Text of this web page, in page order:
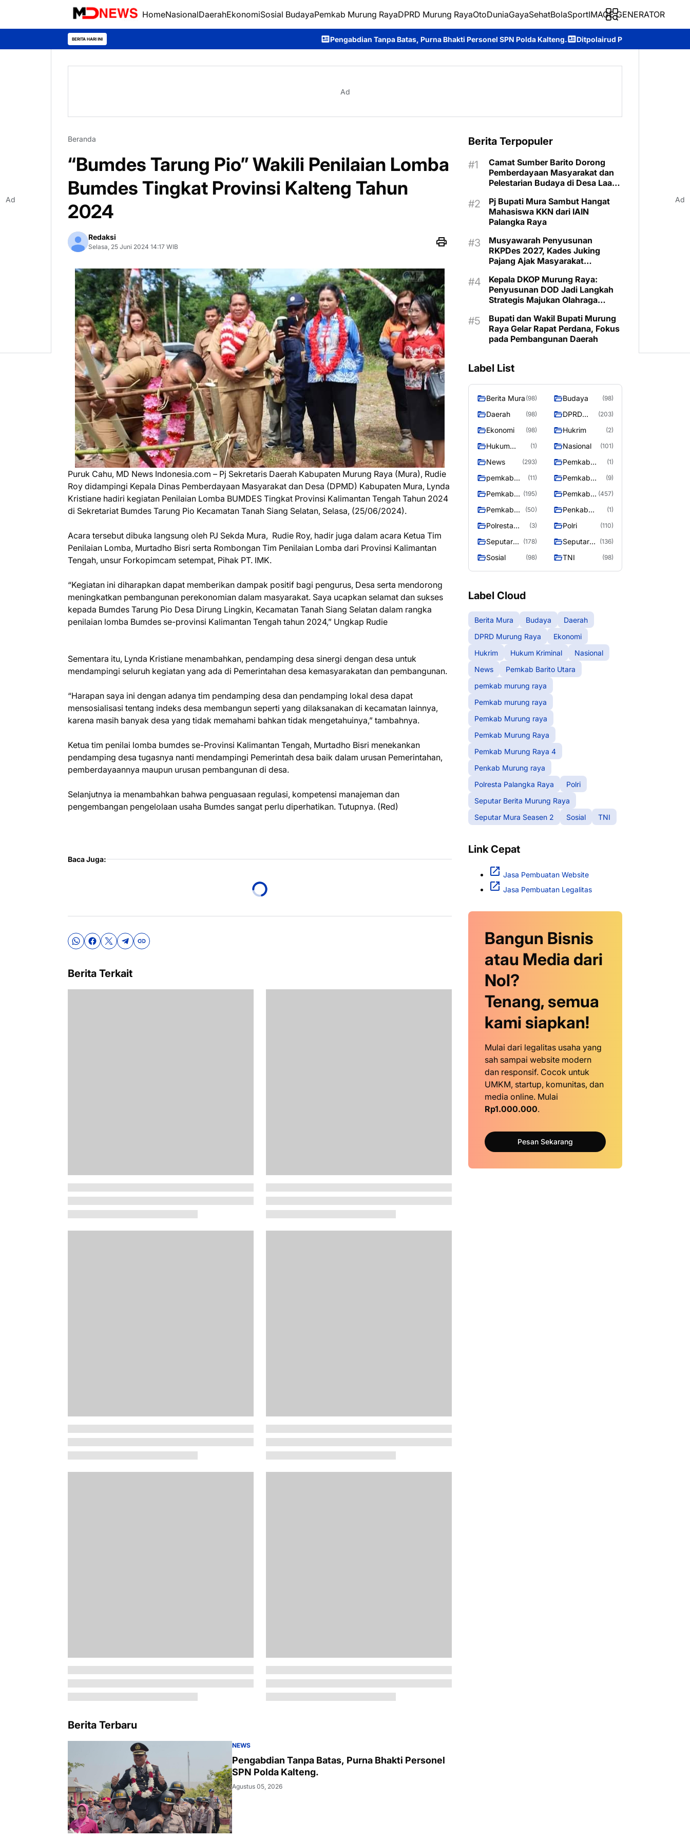
HomeNasionalDaerahEkonomiSosial BudayaPemkab Murung RayaDPRD Murung RayaOtoDuniaGayaSehatBolaSportIMAGE GENERATOR
BERITA HARI INI Pengabdian Tanpa Batas, Purna Bhakti Personel SPN Polda Kalteng. Ditpolairud Polda Kalteng Dukung Dunia Pendidikan
Ad
Beranda
“Bumdes Tarung Pio” Wakili Penilaian Lomba
Bumdes Tingkat Provinsi Kalteng Tahun
2024
Redaksi
Selasa, 25 Juni 2024 14:17 WIB
Puruk Cahu, MD News Indonesia.com – Pj Sekretaris Daerah Kabupaten Murung Raya (Mura), Rudie
Roy didampingi Kepala Dinas Pemberdayaan Masyarakat dan Desa (DPMD) Kabupaten Mura, Lynda
Kristiane hadiri kegiatan Penilaian Lomba BUMDES Tingkat Provinsi Kalimantan Tengah Tahun 2024
di Sekretariat Bumdes Tarung Pio Kecamatan Tanah Siang Selatan, Selasa, (25/06/2024).
Acara tersebut dibuka langsung oleh PJ Sekda Mura, Rudie Roy, hadir juga dalam acara Ketua Tim
Penilaian Lomba, Murtadho Bisri serta Rombongan Tim Penilaian Lomba dari Provinsi Kalimantan
Tengah, unsur Forkopimcam setempat, Pihak PT. IMK.
“Kegiatan ini diharapkan dapat memberikan dampak positif bagi pengurus, Desa serta mendorong
meningkatkan pembangunan perekonomian dalam masyarakat. Saya ucapkan selamat dan sukses
kepada Bumdes Tarung Pio Desa Dirung Lingkin, Kecamatan Tanah Siang Selatan dalam rangka
penilaian lomba Bumdes se-provinsi Kalimantan Tengah tahun 2024,” Ungkap Rudie
Sementara itu, Lynda Kristiane menambahkan, pendamping desa sinergi dengan desa untuk
mendampingi seluruh kegiatan yang ada di Pemerintahan desa kemasyarakatan dan pembangunan.
“Harapan saya ini dengan adanya tim pendamping desa dan pendamping lokal desa dapat
mensosialisasi tentang indeks desa membangun seperti yang dilaksanakan di kecamatan lainnya,
karena masih banyak desa yang tidak memahami bahkan tidak mengetahuinya,” tambahnya.
Ketua tim penilai lomba bumdes se-Provinsi Kalimantan Tengah, Murtadho Bisri menekankan
pendamping desa tugasnya nanti mendampingi Pemerintah desa baik dalam urusan Pemerintahan,
pemberdayaannya maupun urusan pembangunan di desa.
Selanjutnya ia menambahkan bahwa penguasaan regulasi, kompetensi manajeman dan
pengembangan pengelolaan usaha Bumdes sangat perlu diperhatikan. Tutupnya. (Red)
Baca Juga:
Berita Terkait
Berita Terbaru
NEWS
Pengabdian Tanpa Batas, Purna Bhakti Personel
SPN Polda Kalteng.
Agustus 05, 2026
Berita Terpopuler
Camat Sumber Barito Dorong
Pemberdayaan Masyarakat dan
Pelestarian Budaya di Desa Laas
Pj Bupati Mura Sambut Hangat
Mahasiswa KKN dari IAIN
Palangka Raya
Musyawarah Penyusunan
RKPDes 2027, Kades Juking
Pajang Ajak Masyarakat
Kebutuhan
Kepala DKOP Murung Raya:
Penyusunan DOD Jadi Langkah
Strategis Majukan Olahraga
Bupati dan Wakil Bupati Murung
Raya Gelar Rapat Perdana, Fokus
pada Pembangunan Daerah
Label List
Berita Mura (98) Budaya (98)
Daerah (98)
DPRD
Raya
(203)
Ekonomi (98) Hukrim (2)
Hukum
(1) Nasional (101)
News (293)
Pemkab
(1)
pemkab
raya
(11)
Pemkab
murung raya
(9)
Pemkab
raya
(195)
Pemkab
Raya
(457)
Pemkab
Raya 4
(50)
Penkab
Murung raya
(1)
Polresta
Raya
(3) Polri (110)
Seputar
Murung
Raya
(178)
Seputar
Seasen 2
(136)
Sosial (98) TNI (98)
Label Cloud
Berita Mura Budaya
Daerah
DPRD Murung Raya
Ekonomi
Hukrim
Hukum Kriminal
Nasional
News
Pemkab Barito Utara
pemkab murung raya
Pemkab murung raya
Pemkab Murung raya
Pemkab Murung Raya
Pemkab Murung Raya 4
Penkab Murung raya
Polresta Palangka Raya
Polri
Seputar Berita Murung Raya
Seputar Mura Seasen 2
Sosial TNI
Link Cepat
Jasa Pembuatan Website
Jasa Pembuatan Legalitas
Bangun Bisnis
atau Media dari
Nol?
Tenang, semua
kami siapkan!
Mulai dari legalitas usaha yang
sah sampai website modern
dan responsif. Cocok untuk
UMKM, startup, komunitas, dan
media online. Mulai
Rp1.000.000.
Pesan Sekarang
Ad Ad